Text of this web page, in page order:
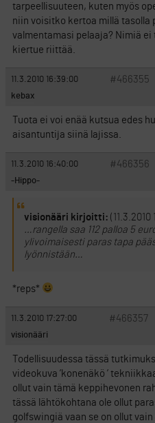
tarpeellisuuteen, kuten myös
niin voisitko kertoa millä tasolla
valmentamasi pelaaja? Nimiä
kiertue riittää.
11.3.2010 16:39:00 #466355
kebax
Tuota ei voi enää kutsua edes
aisantuntija siinä lajissa.
11.3.2010 16:40:00 #466356
-Hippo-
visionääri kirjoitti:
…rangella saa 112 palloa 5
ylivoimaisesti paras tapa
lyönnistään…
*reps*
11.3.2010 17:27:00 #466357
visionääri
Todellisuudessa tässä
videokuva ’konenäkö ’
ollut vain tämä keppihevonen
tässä lähtökohtana ole ollut
golfswingiä vaan se on ollut vain